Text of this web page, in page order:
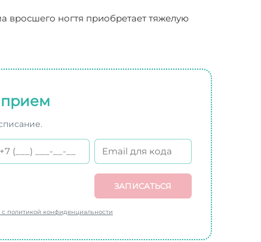
ногтя приобретает тяжелую
прием
ЗАПИСАТЬСЯ
политикой конфиденциальности